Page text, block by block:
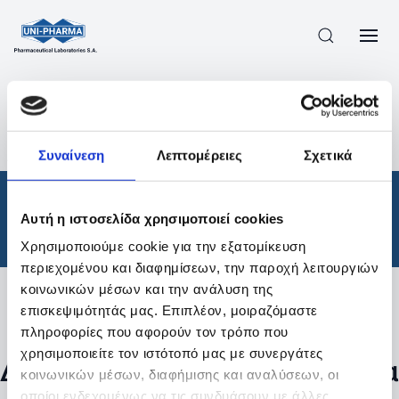
Συναίνεση Λεπτομέρειες Σχετικά
Αυτή η ιστοσελίδα χρησιμοποιεί cookies
Χρησιμοποιούμε cookie για την εξατομίκευση
περιεχομένου και διαφημίσεων, την παροχή λειτουργιών
κοινωνικών μέσων και την ανάλυση της
επισκεψιμότητάς μας. Επιπλέον, μοιραζόμαστε
πληροφορίες που αφορούν τον τρόπο που
χρησιμοποιείτε τον ιστότοπό μας με συνεργάτες
κοινωνικών μέσων, διαφήμισης και αναλύσεων, οι
οποίοι ενδεχομένως να τις συνδυάσουν με άλλες
ΠΡΟΪΟΝΤΑ
ΘΕΡΑΠΕΥΤΙΚΈΣ ΚΑΤΗΓΟΡΊΕΣ
/
ΑΠΟΤΕΛΕΣΜΑΤΑ ΑΝΑΖΗΤΗΣΗΣ
Θεραπευτικές Κατηγορίες
Φίλτρα
Δεν βρέθηκαν προϊόντα με τα